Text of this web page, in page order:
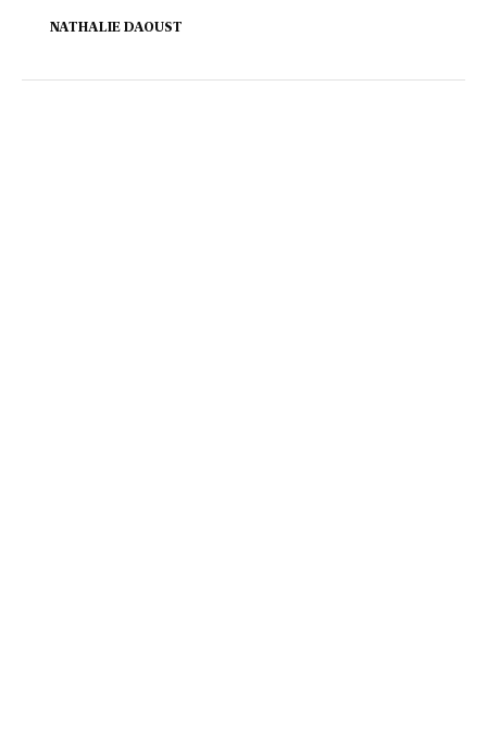
NATHALIE DAOUST